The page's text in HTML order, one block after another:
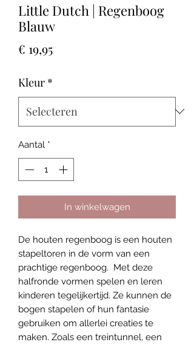
Little Dutch | Regenboog
Blauw
€ 19,95Prijs
Kleur *
Aantal *
In winkelwagen
De houten regenboog is een houten
stapeltoren in de vorm van een
prachtige regenboog. Met deze
halfronde vormen spelen en leren
kinderen tegelijkertijd. Ze kunnen de
bogen stapelen of hun fantasie
gebruiken om allerlei creaties te
maken. Zoals een treintunnel, een